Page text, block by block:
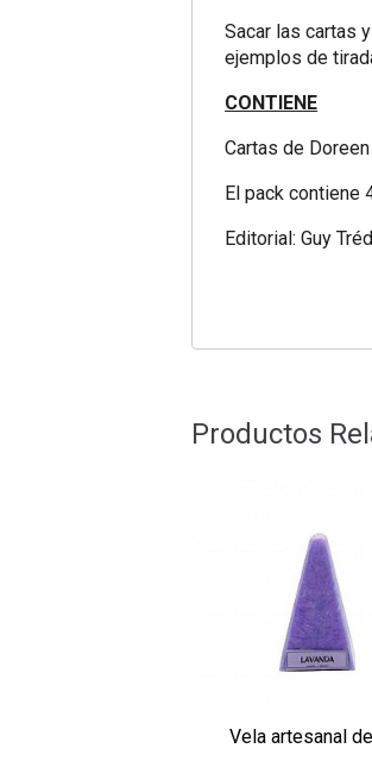
Sacar las cartas
ejemplos de
CONTIENE
Cartas de
El pack contiene
Editorial: Guy
Productos
Vela artesanal